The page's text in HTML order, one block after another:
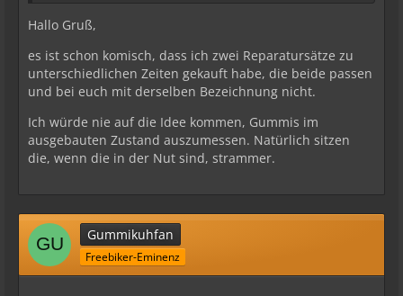
Hallo Gruß,
es ist schon komisch, dass ich zwei Reparatursätze zu
unterschiedlichen Zeiten gekauft habe, die beide passen
und bei euch mit derselben Bezeichnung nicht.
Ich würde nie auf die Idee kommen, Gummis im
ausgebauten Zustand auszumessen. Natürlich sitzen
die, wenn die in der Nut sind, strammer.
Gummikuhfan
Freebiker-Eminenz